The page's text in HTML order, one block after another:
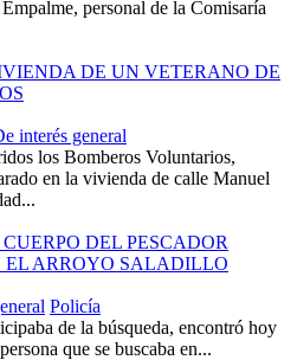
personal de la Comisaría
DE UN VETERANO DE
interés general
los Bomberos Voluntarios,
en la vivienda de calle Manuel
DEL PESCADOR
EL ARROYO SALADILLO
Policía
de la búsqueda, encontró hoy
que se buscaba en...